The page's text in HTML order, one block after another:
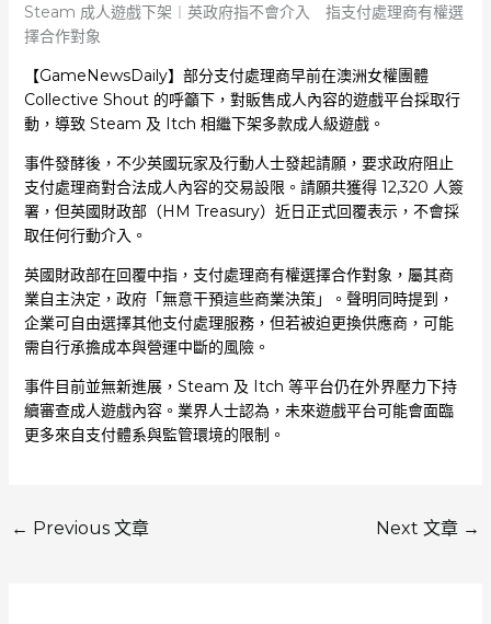
Steam 成人遊戲下架︱英政府指不會介入 指支付處理商有權選
擇合作對象
【GameNewsDaily】部分支付處理商早前在澳洲女權團體
Collective Shout 的呼籲下，對販售成人內容的遊戲平台採取行
動，導致 Steam 及 Itch 相繼下架多款成人級遊戲。
事件發酵後，不少英國玩家及行動人士發起請願，要求政府阻止
支付處理商對合法成人內容的交易設限。請願共獲得 12,320 人簽
署，但英國財政部（HM Treasury）近日正式回覆表示，不會採
取任何行動介入。
英國財政部在回覆中指，支付處理商有權選擇合作對象，屬其商
業自主決定，政府「無意干預這些商業決策」。聲明同時提到，
企業可自由選擇其他支付處理服務，但若被迫更換供應商，可能
需自行承擔成本與營運中斷的風險。
事件目前並無新進展，Steam 及 Itch 等平台仍在外界壓力下持
續審查成人遊戲內容。業界人士認為，未來遊戲平台可能會面臨
更多來自支付體系與監管環境的限制。
← Previous 文章 Next 文章 →